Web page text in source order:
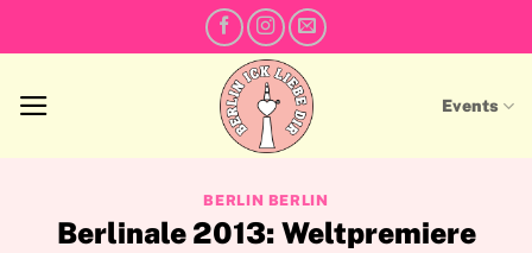
to
Events
BERLIN BERLIN
Berlinale 2013: Weltpremiere